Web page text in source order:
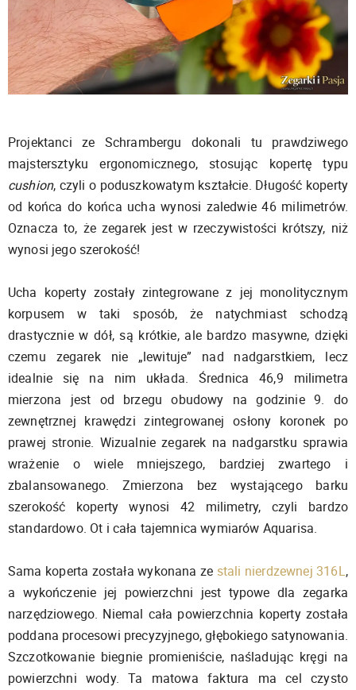
Projektanci ze Schrambergu dokonali tu prawdziwego
majstersztyku ergonomicznego, stosując kopertę typu
cushion, czyli o poduszkowatym kształcie. Długość koperty
od końca do końca ucha wynosi zaledwie 46 milimetrów.
Oznacza to, że zegarek jest w rzeczywistości krótszy, niż
wynosi jego szerokość!
Ucha koperty zostały zintegrowane z jej monolitycznym
korpusem w taki sposób, że natychmiast schodzą
drastycznie w dół, są krótkie, ale bardzo masywne, dzięki
czemu zegarek nie „lewituje” nad nadgarstkiem, lecz
idealnie się na nim układa. Średnica 46,9 milimetra
mierzona jest od brzegu obudowy na godzinie 9. do
zewnętrznej krawędzi zintegrowanej osłony koronek po
prawej stronie. Wizualnie zegarek na nadgarstku sprawia
wrażenie o wiele mniejszego, bardziej zwartego i
zbalansowanego. Zmierzona bez wystającego barku
szerokość koperty wynosi 42 milimetry, czyli bardzo
standardowo. Ot i cała tajemnica wymiarów Aquarisa.
Sama koperta została wykonana ze stali nierdzewnej 316L,
a wykończenie jej powierzchni jest typowe dla zegarka
narzędziowego. Niemal cała powierzchnia koperty została
poddana procesowi precyzyjnego, głębokiego satynowania.
Szczotkowanie biegnie promieniście, naśladując kręgi na
powierzchni wody. Ta matowa faktura ma cel czysto